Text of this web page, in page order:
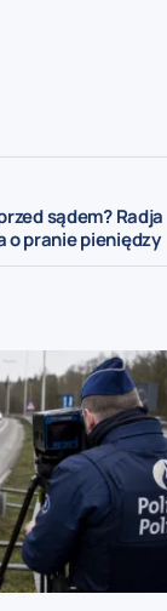
sądem? Radja
o pranie pieniędzy